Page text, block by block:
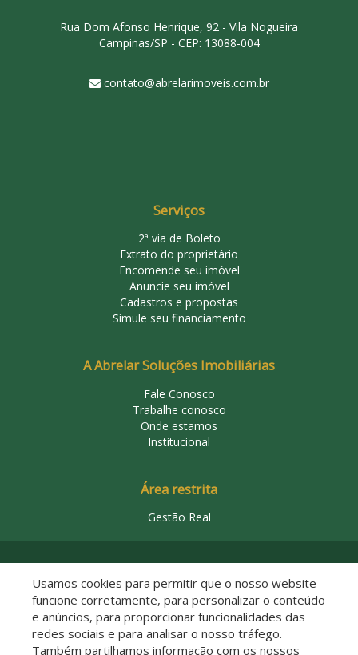
Rua Dom Afonso Henrique, 92 - Vila Nogueira
Campinas/SP - CEP: 13088-004
contato@abrelarimoveis.com.br
Serviços
2ª via de Boleto
Extrato do proprietário
Encomende seu imóvel
Anuncie seu imóvel
Cadastros e propostas
Simule seu financiamento
A Abrelar Soluções Imobiliárias
Fale Conosco
Trabalhe conosco
Onde estamos
Institucional
Área restrita
Gestão Real
Usamos cookies para permitir que o nosso website
funcione corretamente, para personalizar o conteúdo
e anúncios, para proporcionar funcionalidades das
redes sociais e para analisar o nosso tráfego.
Também partilhamos informação com os nossos